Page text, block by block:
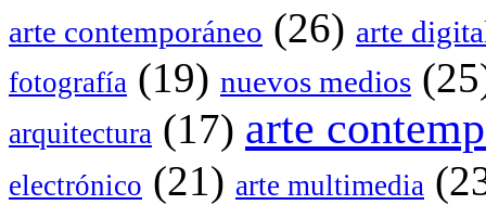
arte contemporáneo (26) arte
fotografía (19) nuevos medios
arquitectura (17) arte
electrónico (21) arte multimedia